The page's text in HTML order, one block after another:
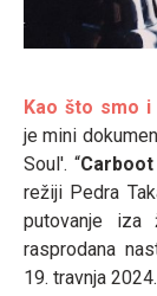
Kao što smo i
je mini
Soul'. “Carboot
režiji Pedra
putovanje iza
rasprodana
19. travnja 2024.